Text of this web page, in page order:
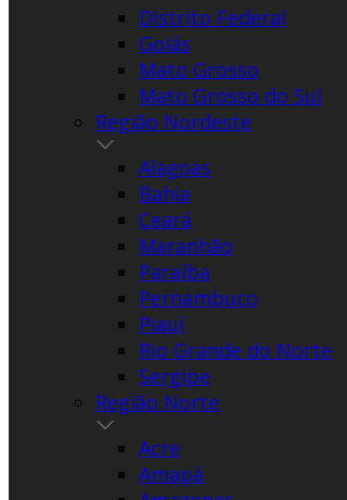
Distrito Federal
Goiás
Mato Grosso
Mato Grosso do Sul
Região Nordeste
Alagoas
Bahia
Ceará
Maranhão
Paraíba
Pernambuco
Piauí
Rio Grande do Norte
Sergipe
Região Norte
Acre
Amapá